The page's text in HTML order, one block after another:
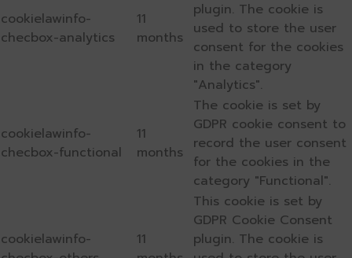
cookielawinfo-
checbox-analytics
11
months
plugin. The cookie is
used to store the user
consent for the cookies
in the category
"Analytics".
cookielawinfo-
checbox-functional
11
months
The cookie is set by
GDPR cookie consent to
record the user consent
for the cookies in the
category "Functional".
cookielawinfo-
11
This cookie is set by
GDPR Cookie Consent
plugin. The cookie is